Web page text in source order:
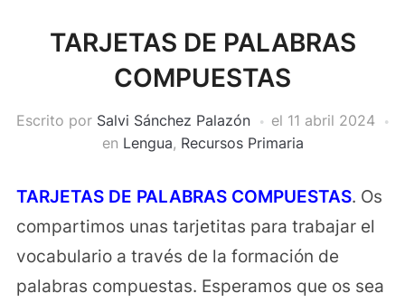
TARJETAS DE PALABRAS
COMPUESTAS
Escrito por Salvi Sánchez Palazón el 11 abril 2024
en Lengua, Recursos Primaria
TARJETAS DE PALABRAS COMPUESTAS. Os
compartimos unas tarjetitas para trabajar el
vocabulario a través de la formación de
palabras compuestas. Esperamos que os sea